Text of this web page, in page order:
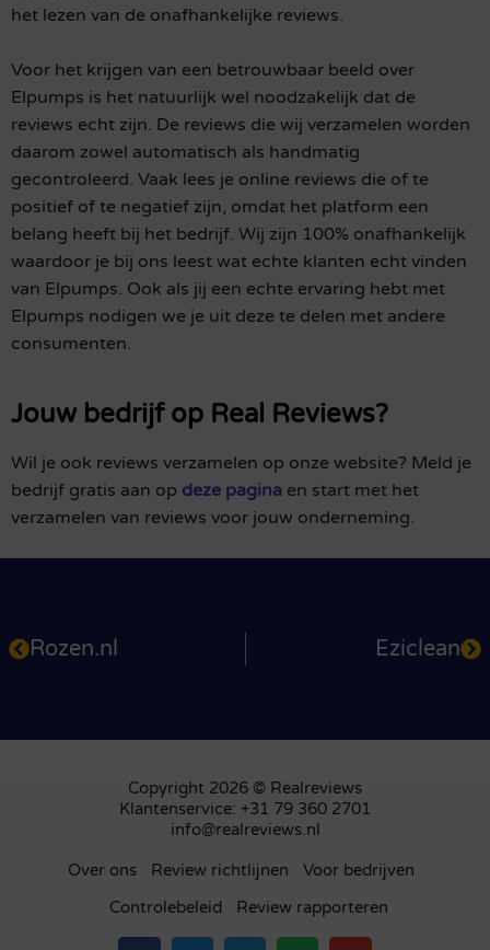
het lezen van de onafhankelijke reviews.
Voor het krijgen van een betrouwbaar beeld over
Elpumps is het natuurlijk wel noodzakelijk dat de
reviews echt zijn. De reviews die wij verzamelen worden
daarom zowel automatisch als handmatig
gecontroleerd. Vaak lees je online reviews die of te
positief of te negatief zijn, omdat het platform een
belang heeft bij het bedrijf. Wij zijn 100% onafhankelijk
waardoor je bij ons leest wat echte klanten echt vinden
van Elpumps. Ook als jij een echte ervaring hebt met
Elpumps nodigen we je uit deze te delen met andere
consumenten.
Jouw bedrijf op Real Reviews?
Wil je ook reviews verzamelen op onze website? Meld je
bedrijf gratis aan op deze pagina en start met het
verzamelen van reviews voor jouw onderneming.
Rozen.nl Eziclean
Copyright 2026 © Realreviews
Klantenservice: +31 79 360 2701
info@realreviews.nl
Over ons Review richtlijnen
Voor bedrijven
Controlebeleid
Review rapporteren